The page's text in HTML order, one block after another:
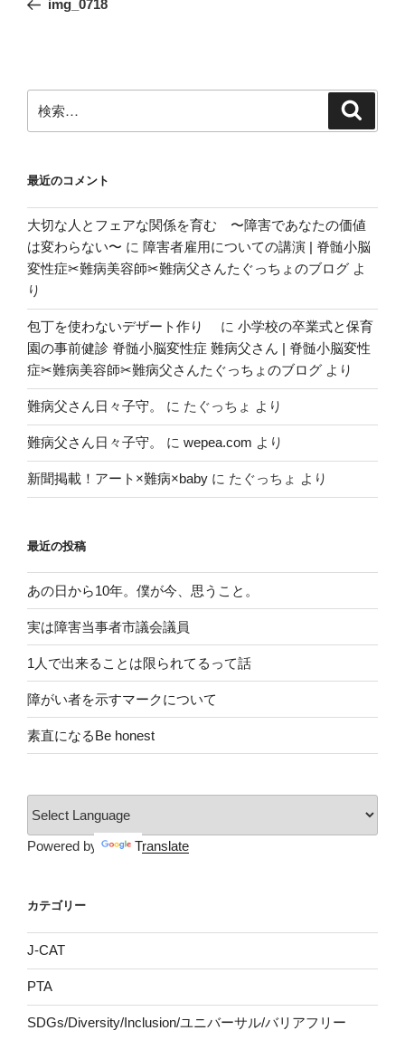
ナ
ー
シ
img_0718
索:
最近のコメント
大切な人とフェアな関係を育む 〜障害であなたの価値
は変わらない〜 に 障害者雇用についての講演 | 脊髄小脳
変性症✂︎難病美容師✂︎難病父さんたぐっちょのブログ よ
り
包丁を使わないデザート作り に 小学校の卒業式と保育
園の事前健診 脊髄小脳変性症 難病父さん | 脊髄小脳変性
症✂︎難病美容師✂︎難病父さんたぐっちょのブログ より
難病父さん日々子守。 に たぐっちょ より
難病父さん日々子守。 に wepea.com より
新聞掲載！アート×難病×baby に たぐっちょ より
最近の投稿
あの日から10年。僕が今、思うこと。
実は障害当事者市議会議員
1人で出来ることは限られてるって話
障がい者を示すマークについて
素直になるBe honest
Powered by Translate
カテゴリー
J-CAT
PTA
SDGs/Diversity/Inclusion/ユニバーサル/バリアフリー